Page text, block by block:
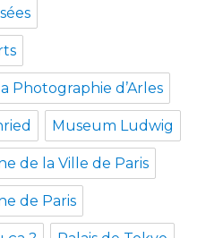
Photographie d’Arles
Museum Ludwig
de la Ville de Paris
de Paris